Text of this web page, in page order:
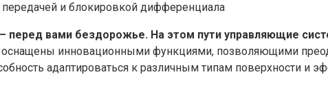
– перед вами бездорожье. На этом пути управляющие
инновационными функциями, позволяющими
адаптироваться к различным типам поверхности и